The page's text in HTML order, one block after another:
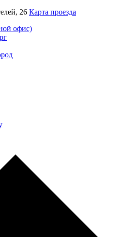
26 Карта проезда
офис)